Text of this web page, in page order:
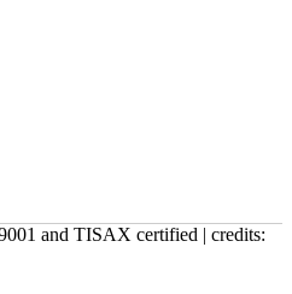
and TISAX certified | credits: